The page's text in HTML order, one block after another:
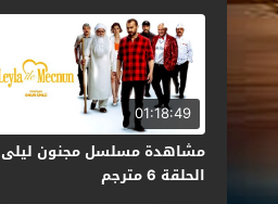
01:18:49
مشاهدة مسلسل مجنون ليلى
الحلقة 6 مترجم